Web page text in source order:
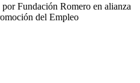
Fundación Romero en alianza
del Empleo